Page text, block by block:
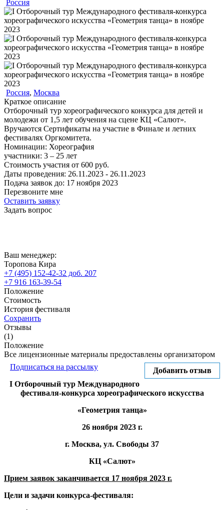
Россия
Россия, Москва
Краткое описание
Отборочный тур хореографического конкурса для детей и
молодежи от 1,5 лет обучения на сцене КЦ «Салют».
Вручаются Сертификаты на участие в Финале и летних
фестивалях Оргкомитета.
Номинации: Хореография
участники: 3 – 25 лет
Стоимость участия от 600 руб.
Даты проведения: 26.11.2023 - 26.11.2023
Подача заявок до: 17 ноября 2023
Перезвоните мне
Оставить заявку
Задать вопрос
Ваш менеджер:
Торопова Кира
+7 (495) 152-42-32 доб. 207
+7 916 163-39-54
Положение
Стоимость
История фестиваля
Сохранить
Отзывы
(1)
Положение
Все лицензионные материалы предоставлены организатором
Добавить отзыв
Подписаться на рассылку
I Отборочный тур Международного
фестиваля-конкурса хореографического искусства
«Геометрия танца»
26 ноября 2023 г.
г. Москва, ул. Свободы 37
КЦ «Салют»
Прием заявок заканчивается 17 ноября 2023 г.
Цели и задачи конкурса-фестиваля: